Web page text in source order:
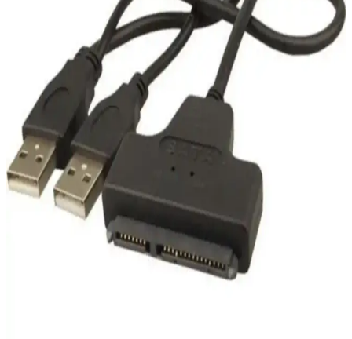
USBpwrME Adaptörü: Laboratuvarlarda USB Güç
Kaynakları İçin Evrensel ve Güvenli Çözüm
USBpwrME, laboratuvarlarda USB güç kaynaklarını evrensel ve
güvenli şekilde kullanmak için tasarlanmış adaptördür. Ters polarite
koruması, şarj müzakeresi ve 3-20V arası voltaj desteği sunar.
Dahua 4GB Metal USB Bellek U106: Dayanıklı ve
Yüksek Performanslı Veri Depolama Çözümü
Dahua 4GB Metal USB Bellek U106, yüksek hız ve dayanıklılık
sunan, çok platform uyumlu kompakt veri depolama cihazıdır,
günlük kullanım ve veri yedekleme için ideal tercihtir.
Maxron 16 GB Metal Gövdeli Flash Bellek:
Dayanıklı ve Şık Veri Depolama Çözümü
Maxron 16 GB USB bellek, dayanıklı metal gövdesi ve estetik